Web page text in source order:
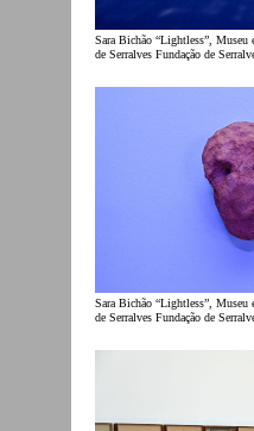
Sara Bichão “Lightless”, Museu
de Serralves Fundação de
Sara Bichão “Lightless”, Museu
de Serralves Fundação de